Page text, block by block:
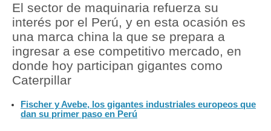
Finanzas Personales
Inmobiliarias
Plus G
Editorial
El sector de maquinaria refuerza su
interés por el Perú, y en esta ocasión es
una marca china la que se prepara a
ingresar a ese competitivo mercado, en
donde hoy participan gigantes como
Caterpillar
Fischer y Avebe, los gigantes industriales europeos que
dan su primer paso en Perú